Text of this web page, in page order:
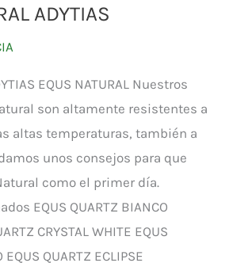
ADYTIAS
EQUS NATURAL Nuestros
son altamente resistentes a
altas temperaturas, también a
unos consejos para que
como el primer día.
EQUS QUARTZ BIANCO
CRYSTAL WHITE EQUS
EQUS QUARTZ ECLIPSE